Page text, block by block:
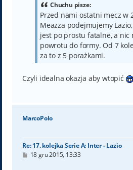
Chuchu pisze:
Przed nami ostatni mecz w
Meazza podejmujemy
jest po prostu fatalne, a nic
powrotu do formy. Od 7
za to z 5 porażkami.
Czyli idealna okazja aby wtopić
MarcoPolo
Re: 17. kolejka Serie A: Inter - Lazio
P18 gru 2015, 13:33